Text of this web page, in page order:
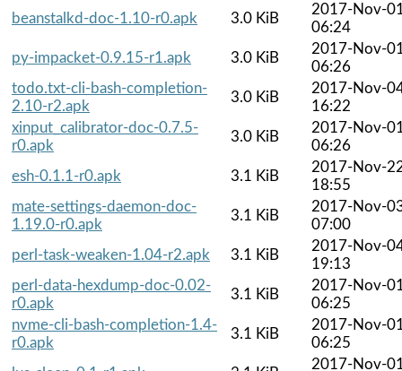
beanstalkd-doc-1.10-r0.apk
3.0 KiB
2017-Nov-
06:24
py-impacket-0.9.15-r1.apk
3.0 KiB
2017-Nov-
06:26
todo.txt-cli-bash-completion-
2.10-r2.apk
3.0 KiB
2017-Nov-
16:22
xinput_calibrator-doc-0.7.5-
r0.apk
3.0 KiB
2017-Nov-
06:26
esh-0.1.1-r0.apk
3.1 KiB
2017-Nov-
18:55
mate-settings-daemon-doc-
1.19.0-r0.apk
3.1 KiB
2017-Nov-
07:00
perl-task-weaken-1.04-r2.apk
3.1 KiB
2017-Nov-
19:13
perl-data-hexdump-doc-0.02-
r0.apk
3.1 KiB
2017-Nov-
06:25
nvme-cli-bash-completion-1.4-
r0.apk
3.1 KiB
2017-Nov-
06:25
2017-Nov-